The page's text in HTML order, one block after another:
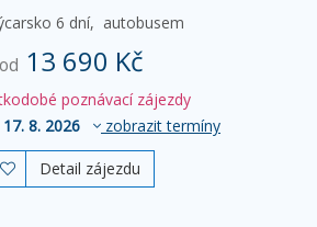
6 dní, autobusem
od 13 690 Kč
poznávací zájezdy
17. 8. 2026 zobrazit termíny
 Detail zájezdu